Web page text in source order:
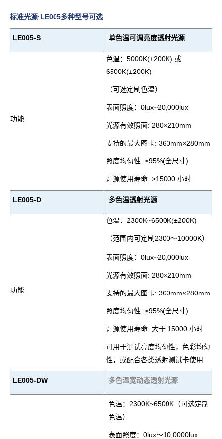
标准光源·LE005多种型号可选
LE005-S 单色温可调亮度透射光源
功能
色温： 5000K(±200K) 或
6500K(±200K)
（可选定制色温）
表面照度： 0lux~20,000lux
光源有效照面: 280×210mm
支持的最大图卡: 360mm×280mm
照度均匀性: ≥95%(全尺寸)
灯源使用寿命: >15000 小时
LE005-D 多色温透射光源
功能
色温： 2300K~6500K(±200K)
（范围内可定制 2300～10000K）
表面照度： 0lux~20,000lux
光源有效照面: 280×210mm
支持的最大图卡: 360mm×280mm
照度均匀性: ≥95%(全尺寸)
灯源使用寿命: 大于 15000 小时
可用于测试亮度均匀性，色彩均匀
性，或配合各类透射测试卡使用
LE005-DW 多色温宽动态透射光源
色温：2300K~6500K（可选定制
色温）
表面照度： 0lux～10,0000lux